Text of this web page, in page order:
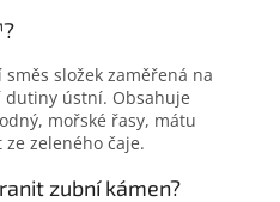
složek zaměřená na
ústní. Obsahuje
mořské řasy, mátu
zeleného čaje.
zubní kámen?